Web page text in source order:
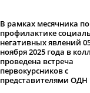
В рамках месячника по
профилактике
негативных явлений
ноября 2025 года в
проведена встреча
первокурсников с
представителями